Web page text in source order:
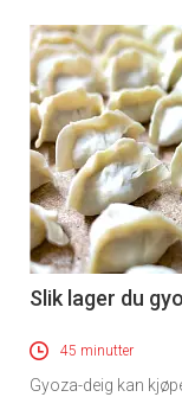
Slik lager du
45 minutter
Gyoza-deig kan